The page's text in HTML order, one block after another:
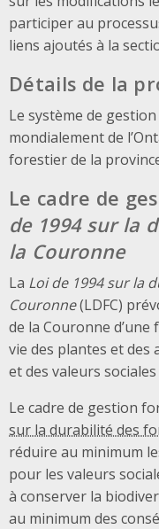
participer au
liens ajoutés à la
Détails de la
Le système de
mondialement de
forestier de la
Le cadre de
de 1994 sur la
la Couronne
La Loi de 1994 sur la
Couronne(LDFC)
de la Couronne
vie des plantes et des
et des valeurs
Le cadre de gestion
réduire au minimum
pour les valeurs
à conserver la
au minimum des